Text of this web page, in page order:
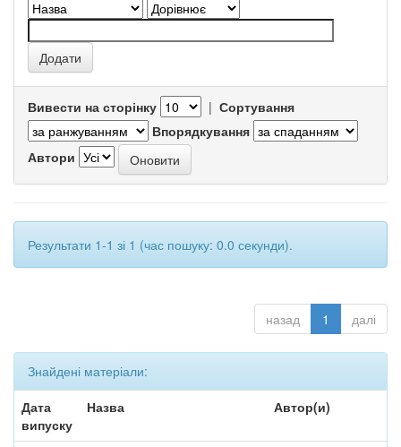
Вивести на сторінку | Сортування
Впорядкування
Автори
Результати 1-1 зі 1 (час пошуку: 0.0 секунди).
назад 1 далі
Знайдені матеріали:
Дата
випуску
Назва Автор(и)